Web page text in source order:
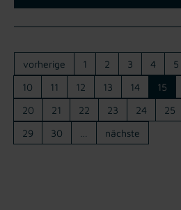
vorherige 1 2 3 4 5
10
11 12 13 14 15
20
21 22 23 24 25
29
30 nächste